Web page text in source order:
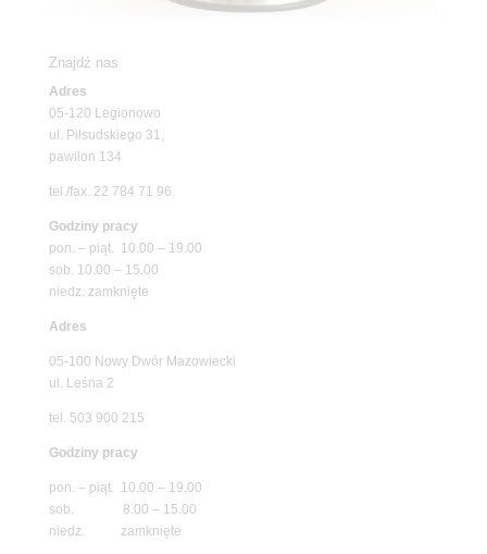
Znajdź nas
Adres
05-120 Legionowo
ul. Piłsudskiego 31,
pawilon 134
tel./fax. 22 784 71 96
Godziny pracy
pon. – piąt. 10.00 – 19.00
sob. 10.00 – 15.00
niedz. zamknięte
Adres
05-100 Nowy Dwór Mazowiecki
ul. Leśna 2
tel. 503 900 215
Godziny pracy
pon. – piąt. 10.00 – 19.00
sob. 8.00 – 15.00
niedz. zamknięte